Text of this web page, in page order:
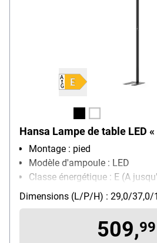
Hansa Lampe de table LED
Montage : pied
Modèle d'ampoule : LED
Classe énergétique : E (A
Particularités : 2 têtes
tactile / capteur de mouvement
Dimensions (L/P/H) : 29,0/37,0/
509,99